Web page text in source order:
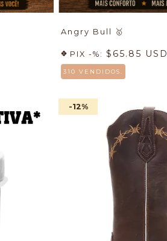
Angry Bull 🥇
PIX -%:$65.85 USD
310 VENDIDOS.
-12%